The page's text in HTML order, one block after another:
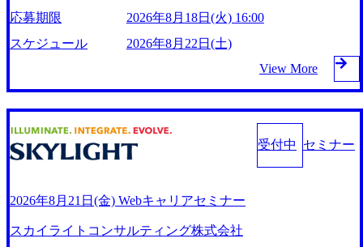
は、評価の場ですが、それとは別に育成の議論の場として
「タレントレビューミーティング」を実施しています。各社
員のさらなる成長のため、アサイン変更や抜擢人事、キャリ
アバンドごとに必要な教育など、育成に焦点をあてた内容に
ついて取締役を含めて議論しています。 2026年8月22日(土)
9:00～ 2026年8月17日(月) 16:00 定員になり次第、締め切らせ
ていただきますので何卒ご了承下さい。 全てオンラインの
ため、ご自宅からご参加いただけます。 ご参加枠に限りが
ございますので、当日キャンセルの無いようお願いいたしま
前後/回 1～2回) ※1次通過者は、同日に2次面接実施となり
ます。 ※開始時間・面接回数の変更はございます。 ※WEB
テスト案内は、選考会当日中に候補者(※2次通過者のみ)へ
社理由 (https://youtu.be/5o-emAoKwGI) 社員インタビュー②社
員育成の仕組みと特徴 (https://youtu.be/ubL7dTPSppc) 社員イ
ンタビュー③具体的なプロジェクト紹介 (https://youtu.be/xRI
Y12WZ4MQ) 社員インタビュー④働き方の特徴 (https://youtu.
be/p4VlHSMXQkU) 現場視点の提案で価値を創るハンズオン
blic-advertising/z7s5gc7/) プロレド・パートナーズのDXコンサ
ルティングの特徴 (https://youtu.be/KbIT0MMq3KA) 社員イン
タビュー：プロレド・パートナーズのDXコンサルタント (ht
tps://youtu.be/LIMrHr8v_BE) 急成長中のベンチャー特有の熱
バックグラウンドもさまざまである 成果報酬型というハイ
リスクなサービスを提供しているため、真のクライアントフ
ァーストが実現可能 コンサルティング会社でありながら、
タビュー 遠藤氏、大橋氏】 (https://my-vision.co.jp/consulting-fi
rm/prored/interview02) プロレド・パートナーズ、「SALES G
ROWTH(売上アップ)」「BPR（業務改善）」のコンサルテ
ィングを完全成果報酬で提供開始国内上場コンサルファーム
として初めて、すべての事業を完全成果報酬化 (https://prtime
s.jp/main/html/rd/p/000000014.000013842.html) プロレド・パー
トナーズ、“考え抜く”をテーマにしたオウンドメディア「thi
nk Out」を開設 (https://prtimes.jp/main/html/rd/p/000000016.0000
13842.html) 株式会社プロレド・パートナーズが法人営業領
域のビジネスマッチングソリューション「Pro-Lead（プロ・
0021.000013842.html) 見極めフェーズで納得感を醸成──独自
b-feed/public-advertising/sls0rgq/) 戦略立案から実行までを支援
ンサルに注力する方針 IT・DX推進：最新技術を活用したD
X戦略や効率化、コスト削減を実現している 戦略策定・M&
A支援：経営戦略の策定からM&Aの実行支援まで幅広く対
応 AI導入・業務効率化：AI技術を活用した業務効率化やデ
ータドリブンな経営支援 https://storage.googleapis.com/our-visio
n-production.appspot.com/public/images/20240925202054_73b172
d3-1a02-4d66-ab07-6d037bf3f875_1159x573.webp 採用特設メデ
ィア「クオンツ・キャリアラボ」 (https://career.quants.co.jp/) Y
ouTube (https://www.youtube.com/@QuantsCousulting) 事業会社
発のコンサルティングファームとして、実績に基づいた実益
研）は自社システムを内製し、DXを推進して急成長を遂げ
た結果、設立からわずか3年9ヶ月で上場、5年1か月で業界最
大手まで成⾧、5年4ヶ月で時価総額3,000億円超えを達成 グ
応募期限
2026年8月18日(火) 16:00
スケジュール
2026年8月22日(土)
View More
受付中 セミナー
2026年8月21日(金) Webキャリアセミナー
スカイライトコンサルティング株式会社